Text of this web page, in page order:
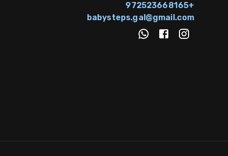
+972523668165
babysteps.gal@gmail.com